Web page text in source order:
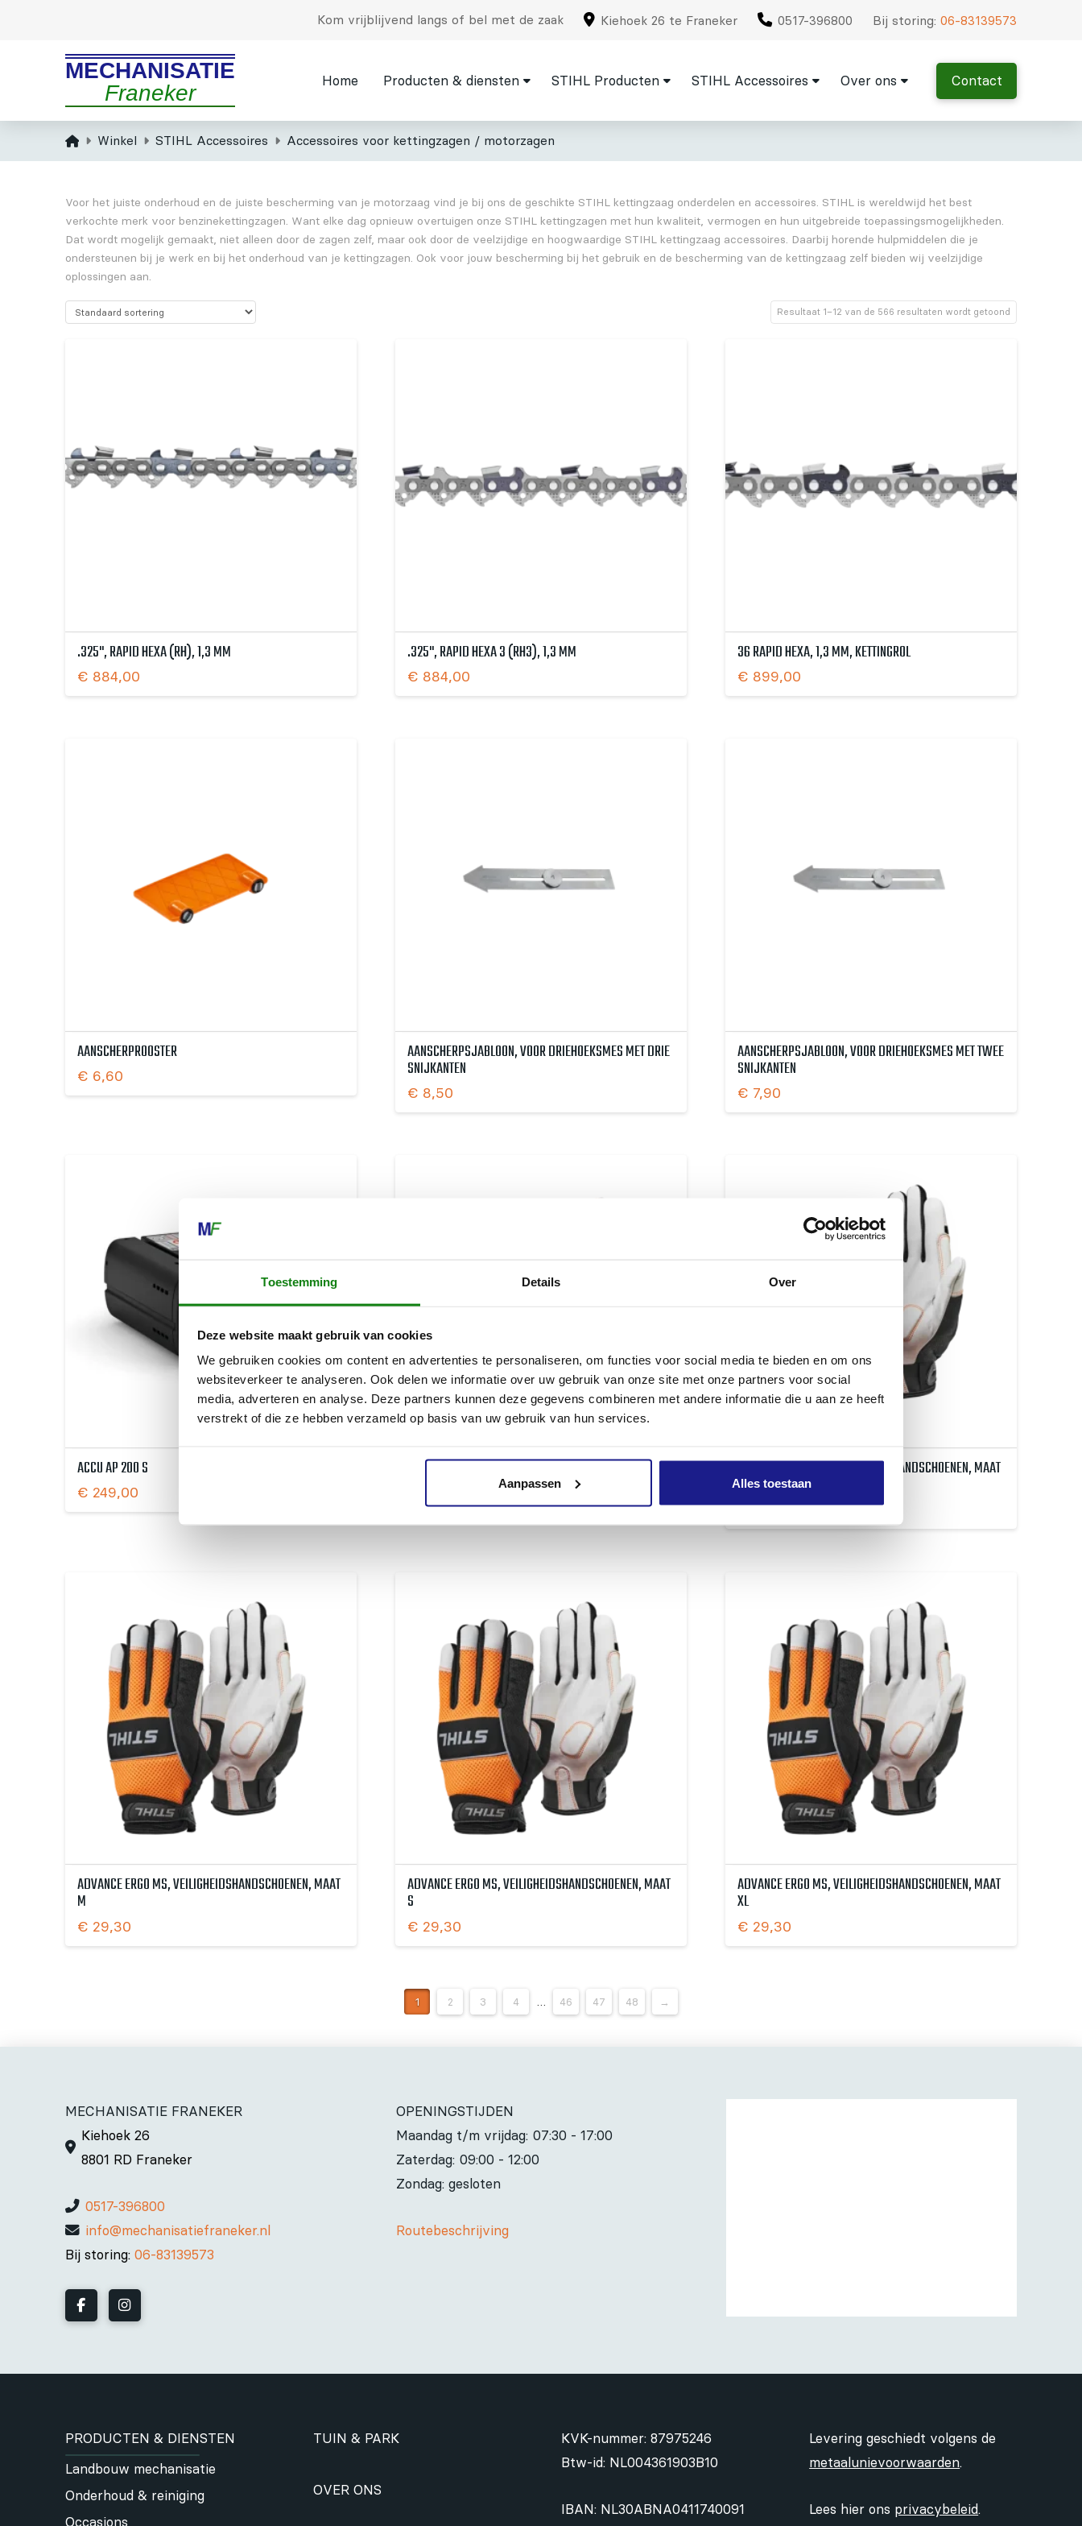
Toestemming Details Over
Deze website maakt gebruik van cookies
We gebruiken cookies om content en advertenties te personaliseren, om functies voor social media te bieden en om ons
websiteverkeer te analyseren. Ook delen we informatie over uw gebruik van onze site met onze partners voor social
media, adverteren en analyse. Deze partners kunnen deze gegevens combineren met andere informatie die u aan ze heeft
verstrekt of die ze hebben verzameld op basis van uw gebruik van hun services.
Aanpassen Alles toestaan
Kom vrijblijvend langs of bel met de zaak Kiehoek 26 te Franeker 0517-396800 Bij storing:06-83139573
MECHANISATIE
Franeker
Home Producten & diensten STIHL Producten STIHL Accessoires Over ons Contact
HomeWinkel STIHL Accessoires Accessoires voor kettingzagen / motorzagen
Voor het juiste onderhoud en de juiste bescherming van je motorzaag vind je bij ons de geschikte STIHL kettingzaag onderdelen en accessoires. STIHL is wereldwijd het best
verkochte merk voor benzinekettingzagen. Want elke dag opnieuw overtuigen onze STIHL kettingzagen met hun kwaliteit, vermogen en hun uitgebreide toepassingsmogelijkheden.
Dat wordt mogelijk gemaakt, niet alleen door de zagen zelf, maar ook door de veelzijdige en hoogwaardige STIHL kettingzaag accessoires. Daarbij horende hulpmiddelen die je
ondersteunen bij je werk en bij het onderhoud van je kettingzagen. Ook voor jouw bescherming bij het gebruik en de bescherming van de kettingzaag zelf bieden wij veelzijdige
oplossingen aan.
Resultaat 1–12 van de 566 resultaten wordt getoond
.325", RAPID HEXA (RH), 1,3 MM
€ 884,00
.325", RAPID HEXA 3 (RH3), 1,3 MM
€ 884,00
36 RAPID HEXA, 1,3 MM, KETTINGROL
€ 899,00
AANSCHERPROOSTER
€ 6,60
AANSCHERPSJABLOON, VOOR DRIEHOEKSMES MET DRIE
SNIJKANTEN
€ 8,50
AANSCHERPSJABLOON, VOOR DRIEHOEKSMES MET TWEE
SNIJKANTEN
€ 7,90
ACCU AP 200 S
€ 249,00
ACCU OPBERGBOX, MAAT L ADVANCE ERGO MS, VEILIGHEIDSHANDSCHOENEN, MAAT
L
€29,30
ADVANCE ERGO MS, VEILIGHEIDSHANDSCHOENEN, MAAT
M
€ 29,30
ADVANCE ERGO MS, VEILIGHEIDSHANDSCHOENEN, MAAT
S
€ 29,30
ADVANCE ERGO MS, VEILIGHEIDSHANDSCHOENEN, MAAT
XL
€ 29,30
1 2 3 4 46 47 48 →
MECHANISATIE FRANEKER
Kiehoek 26
8801 RD Franeker
0517-396800
info@mechanisatiefraneker.nl
Bij storing: 06-83139573
OPENINGSTIJDEN
Maandag t/m vrijdag: 07:30 - 17:00
Zaterdag: 09:00 - 12:00
Zondag: gesloten
Routebeschrijving
PRODUCTEN & DIENSTEN
Landbouw mechanisatie
Onderhoud & reiniging
Occasions
TUIN & PARK
OVER ONS
KVK-nummer: 87975246
Btw-id: NL004361903B10
IBAN: NL30ABNA0411740091
Levering geschiedt volgens de
metaalunievoorwaarden.
Lees hier ons privacybeleid.